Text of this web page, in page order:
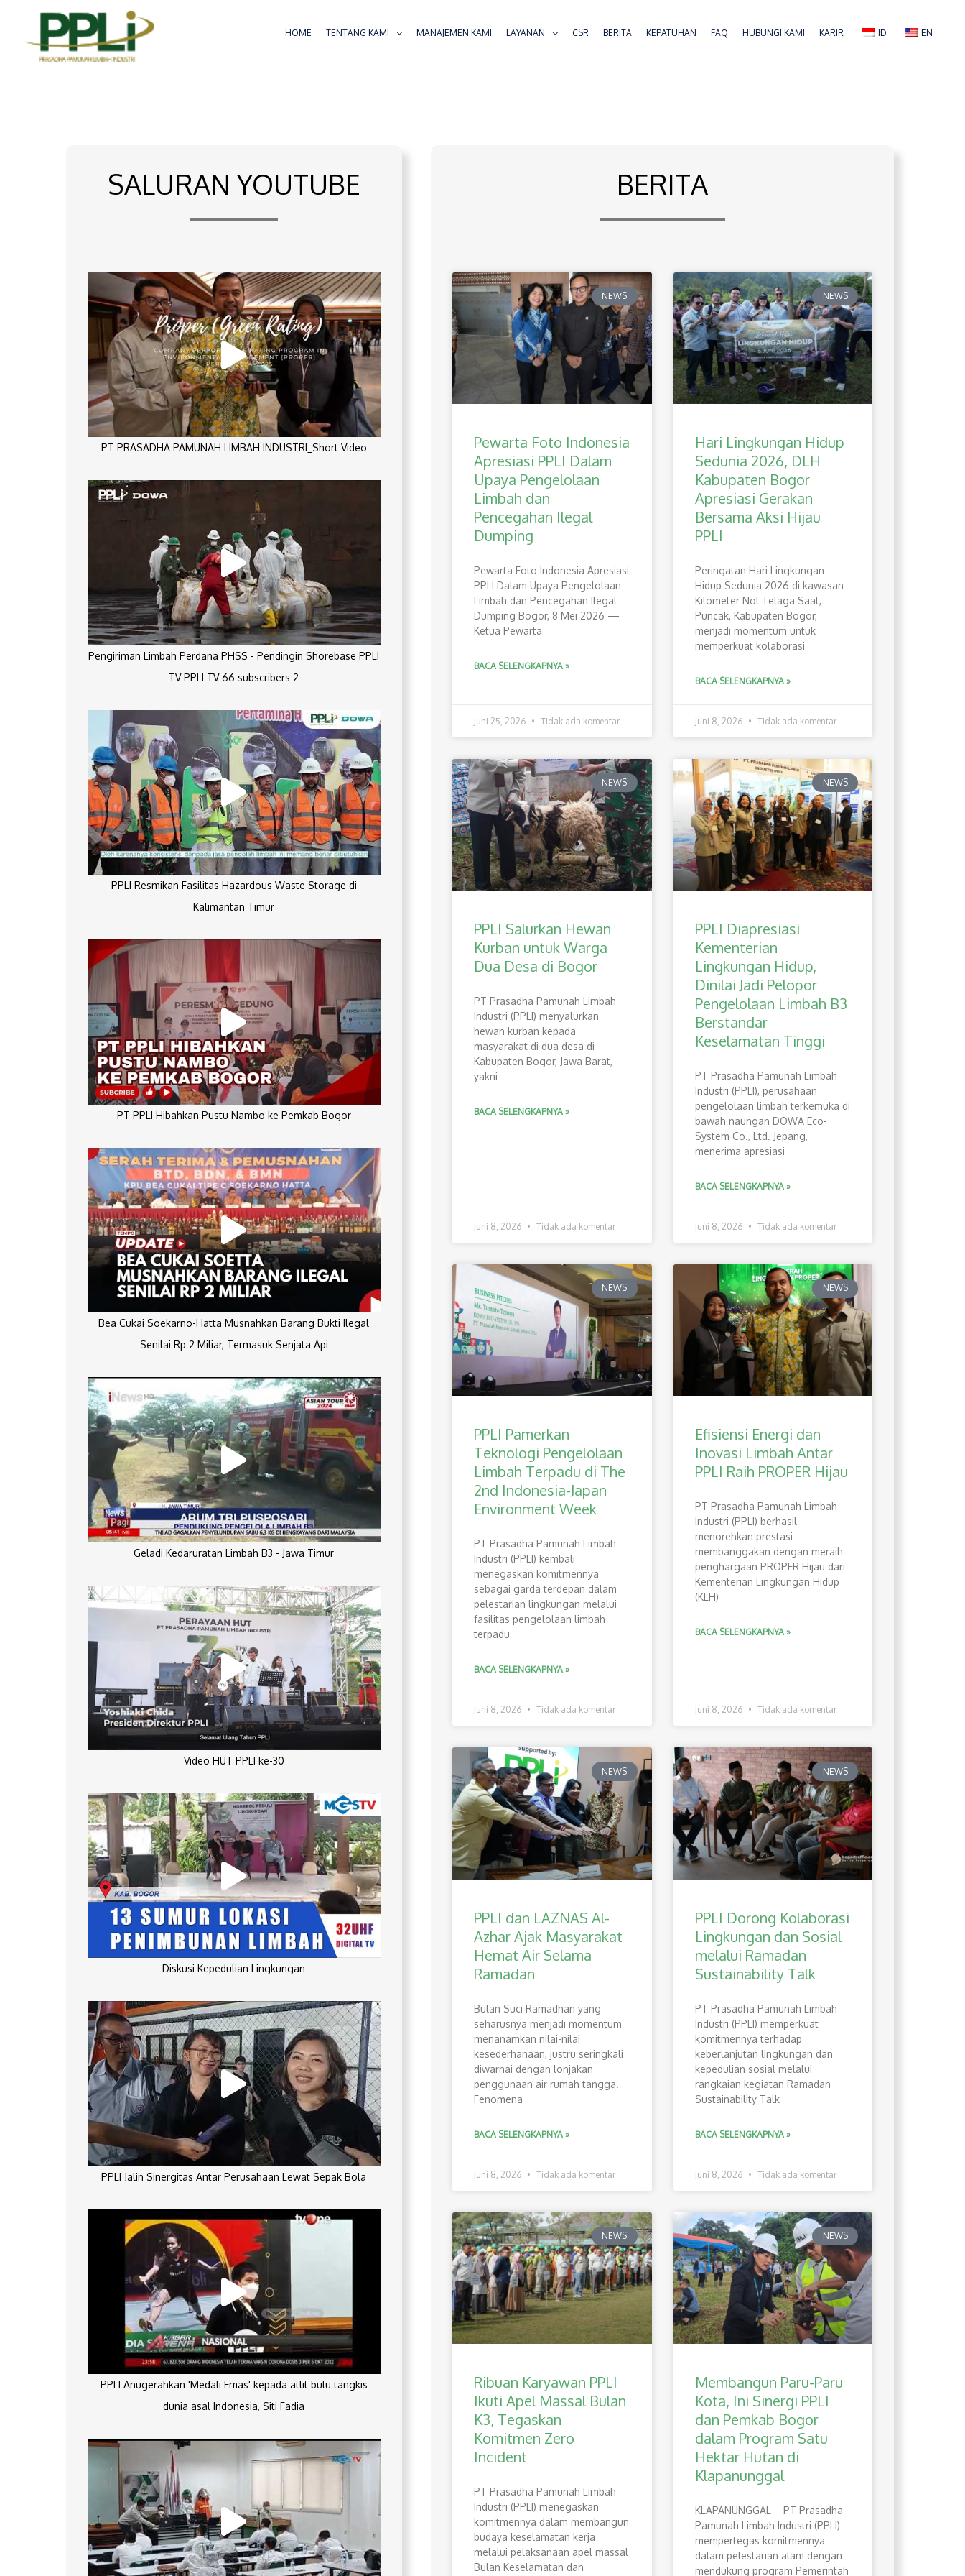
konten
HOME TENTANG KAMI MANAJEMEN KAMI LAYANAN CSR BERITA KEPATUHAN FAQ HUBUNGI KAMI KARIR ID EN
SALURAN YOUTUBE
PT PRASADHA PAMUNAH LIMBAH INDUSTRI_Short Video
Pengiriman Limbah Perdana PHSS - Pendingin Shorebase PPLI
TV PPLI TV 66 subscribers 2
PPLI Resmikan Fasilitas Hazardous Waste Storage di
Kalimantan Timur
PT PPLI Hibahkan Pustu Nambo ke Pemkab Bogor
Bea Cukai Soekarno-Hatta Musnahkan Barang Bukti Ilegal
Senilai Rp 2 Miliar, Termasuk Senjata Api
Geladi Kedaruratan Limbah B3 - Jawa Timur
Video HUT PPLI ke-30
Diskusi Kepedulian Lingkungan
PPLI Jalin Sinergitas Antar Perusahaan Lewat Sepak Bola
PPLI Anugerahkan 'Medali Emas' kepada atlit bulu tangkis
dunia asal Indonesia, Siti Fadia
BERITA
NEWS
Pewarta Foto Indonesia
Apresiasi PPLI Dalam
Upaya Pengelolaan
Limbah dan
Pencegahan Ilegal
Dumping
Pewarta Foto Indonesia Apresiasi
PPLI Dalam Upaya Pengelolaan
Limbah dan Pencegahan Ilegal
Dumping Bogor, 8 Mei 2026 —
Ketua Pewarta
BACA SELENGKAPNYA »
Juni 25, 2026 Tidak ada komentar
NEWS
Hari Lingkungan Hidup
Sedunia 2026, DLH
Kabupaten Bogor
Apresiasi Gerakan
Bersama Aksi Hijau
PPLI
Peringatan Hari Lingkungan
Hidup Sedunia 2026 di kawasan
Kilometer Nol Telaga Saat,
Puncak, Kabupaten Bogor,
menjadi momentum untuk
memperkuat kolaborasi
BACA SELENGKAPNYA »
Juni 8, 2026 Tidak ada komentar
NEWS
PPLI Salurkan Hewan
Kurban untuk Warga
Dua Desa di Bogor
PT Prasadha Pamunah Limbah
Industri (PPLI) menyalurkan
hewan kurban kepada
masyarakat di dua desa di
Kabupaten Bogor, Jawa Barat,
yakni
BACA SELENGKAPNYA »
Juni 8, 2026 Tidak ada komentar
NEWS
PPLI Diapresiasi
Kementerian
Lingkungan Hidup,
Dinilai Jadi Pelopor
Pengelolaan Limbah B3
Berstandar
Keselamatan Tinggi
PT Prasadha Pamunah Limbah
Industri (PPLI), perusahaan
pengelolaan limbah terkemuka di
bawah naungan DOWA Eco-
System Co., Ltd. Jepang,
menerima apresiasi
BACA SELENGKAPNYA »
Juni 8, 2026 Tidak ada komentar
NEWS
PPLI Pamerkan
Teknologi Pengelolaan
Limbah Terpadu di The
2nd Indonesia-Japan
Environment Week
PT Prasadha Pamunah Limbah
Industri (PPLI) kembali
menegaskan komitmennya
sebagai garda terdepan dalam
pelestarian lingkungan melalui
fasilitas pengelolaan limbah
terpadu
BACA SELENGKAPNYA »
Juni 8, 2026 Tidak ada komentar
NEWS
Efisiensi Energi dan
Inovasi Limbah Antar
PPLI Raih PROPER Hijau
PT Prasadha Pamunah Limbah
Industri (PPLI) berhasil
menorehkan prestasi
membanggakan dengan meraih
penghargaan PROPER Hijau dari
Kementerian Lingkungan Hidup
(KLH)
BACA SELENGKAPNYA »
Juni 8, 2026 Tidak ada komentar
NEWS
PPLI dan LAZNAS Al-
Azhar Ajak Masyarakat
Hemat Air Selama
Ramadan
Bulan Suci Ramadhan yang
seharusnya menjadi momentum
menanamkan nilai-nilai
kesederhanaan, justru seringkali
diwarnai dengan lonjakan
penggunaan air rumah tangga.
Fenomena
BACA SELENGKAPNYA »
Juni 8, 2026 Tidak ada komentar
NEWS
PPLI Dorong Kolaborasi
Lingkungan dan Sosial
melalui Ramadan
Sustainability Talk
PT Prasadha Pamunah Limbah
Industri (PPLI) memperkuat
komitmennya terhadap
keberlanjutan lingkungan dan
kepedulian sosial melalui
rangkaian kegiatan Ramadan
Sustainability Talk
BACA SELENGKAPNYA »
Juni 8, 2026 Tidak ada komentar
NEWS
Ribuan Karyawan PPLI
Ikuti Apel Massal Bulan
K3, Tegaskan
Komitmen Zero
Incident
PT Prasadha Pamunah Limbah
Industri (PPLI) menegaskan
komitmennya dalam membangun
budaya keselamatan kerja
melalui pelaksanaan apel massal
Bulan Keselamatan dan
NEWS
Membangun Paru-Paru
Kota, Ini Sinergi PPLI
dan Pemkab Bogor
dalam Program Satu
Hektar Hutan di
Klapanunggal
​KLAPANUNGGAL – PT Prasadha
Pamunah Limbah Industri (PPLI)
mempertegas komitmennya
dalam pelestarian alam dengan
mendukung program Pemerintah